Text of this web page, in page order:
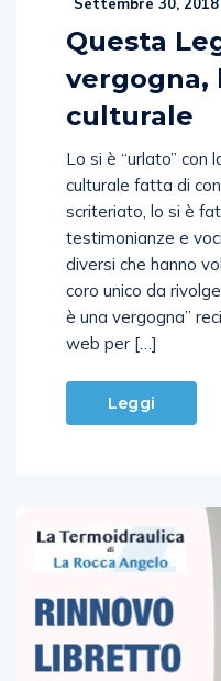
Questa
vergogna,
culturale
culturale fatta di
scriteriato, lo si è
testimonianze e
diversi che hanno
coro unico da
è una vergogna”
web per […]
Leggi